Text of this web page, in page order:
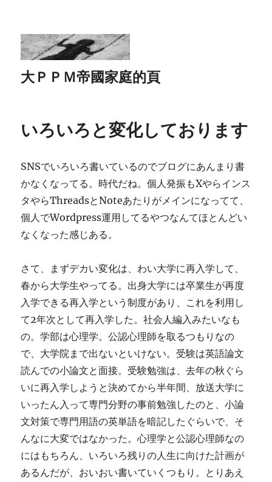
大ＰＰＭ帝國家庭的頁
いろいろと変化しております
SNSでいろいろ書いているのでブログにあんまり書
かなくなってる。時代だね。個人発振もXやらインス
タやらThreadsとNoteあたりがメインになってて、
個人でWordpress運用してるやつなんてほとんどい
なくなった感じある。
さて、まずデカい変化は、わい大学に再入学して、
春から大学生やってる。出身大学には卒業生が再度
入学できる再入学という制度があり、これを利用し
て2年次として再入学した。社会人編入みたいなも
の。学部は心理学。公認心理師を取るつもりなの
で、大学院まで出ないといけない。受験は英語論文
読んでの小論文と面接。受験勉強は、去年の秋ぐら
いに再入学しようと決めてから半年間、放送大学に
いったん入って専門分野の事前勉強したのと、小論
文対策で専門用語の英単語を暗記したぐらいで、そ
んなに大変ではなかった。心理学と公認心理師なの
にはもちろん、いろいろ残りの人生に向けた計画が
あるんだが、おいおい書いていくつもり。とりあえ